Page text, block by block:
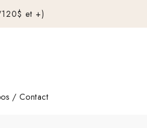
et +)
/ Contact